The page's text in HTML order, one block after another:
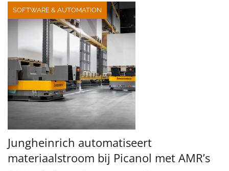
SOFTWARE & AUTOMATION
Jungheinrich automatiseert
materiaalstroom bij Picanol met AMR’s